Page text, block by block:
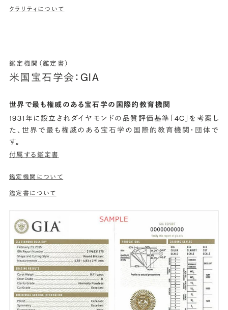
クラリティについて
鑑定機関（鑑定書）
米国宝石学会：GIA
世界で最も権威のある宝石学の国際的教育機関
1931年に設立されダイヤモンドの品質評価基準「4C」を考案し
た、世界で最も権威のある宝石学の国際的教育機関・団体で
す。
付属する鑑定書
鑑定機関について
鑑定書について